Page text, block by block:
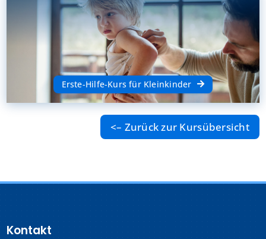
Erste-Hilfe-Kurs für Kleinkinder
<– Zurück zur Kursübersicht
Kontakt